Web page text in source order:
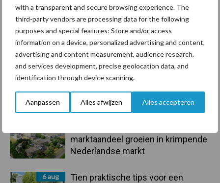
with a transparent and secure browsing experience. The
third-party vendors are processing data for the following
purposes and special features: Store and/or access
information on a device, personalized advertising and content,
advertising and content measurement, audience research,
and services development, precise geolocation data, and
identification through device scanning.
Aanpassen Alles afwijzen Alles accepteren
Sidebar
7 aug
Grondstoffenmarkt blijft grillig:
droogte en geopolitiek houden
handel in de greep
7 aug
De speenhuid: een vaak
onderschatte risicofactor voor
mastitis
marktaandeel groeien in krimpende
Nederlandse markt
6 aug
Tien praktische tips voor een